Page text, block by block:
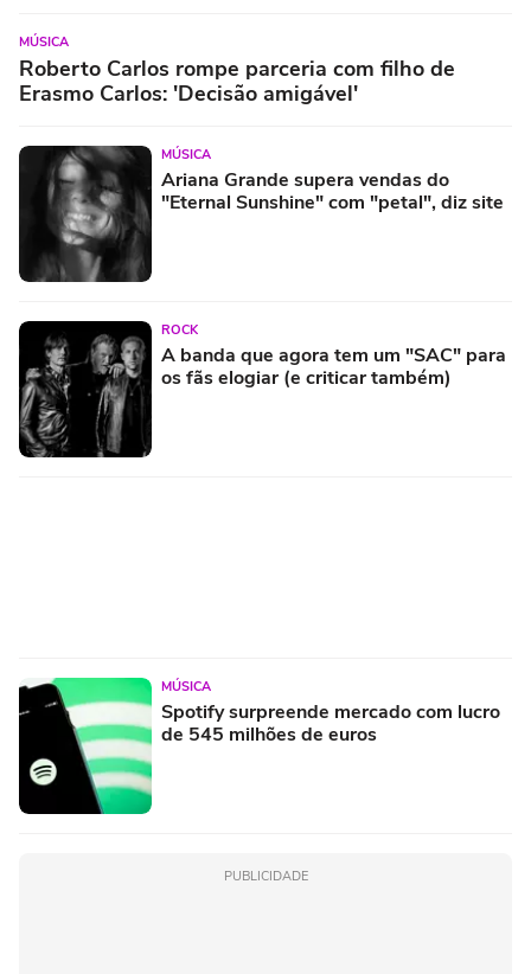
MÚSICA
Roberto Carlos rompe parceria com filho de
Erasmo Carlos: 'Decisão amigável'
MÚSICA
Ariana Grande supera vendas do
"Eternal Sunshine" com "petal", diz site
ROCK
A banda que agora tem um "SAC" para
os fãs elogiar (e criticar também)
MÚSICA
Spotify surpreende mercado com lucro
de 545 milhões de euros
PUBLICIDADE